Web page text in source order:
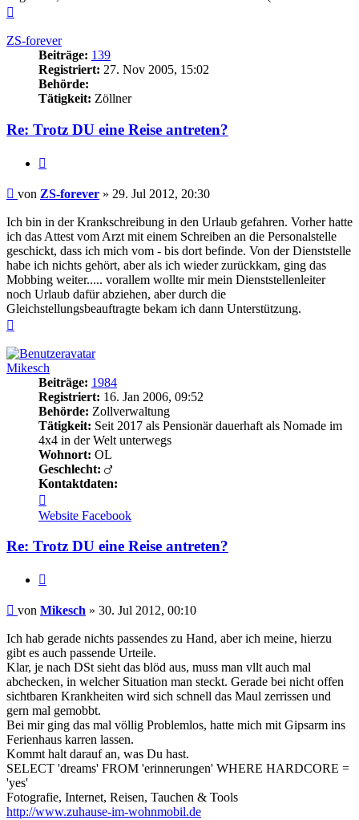
ZS-forever
Beiträge: 139
Registriert: 27. Nov 2005, 15:02
Behörde:
Tätigkeit: Zöllner
Re: Trotz DU eine Reise antreten?
Beitrag
von ZS-forever » 29. Jul 2012, 20:30
Ich bin in der Krankschreibung in den Urlaub gefahren. Vorher hatte
ich das Attest vom Arzt mit einem Schreiben an die Personalstelle
geschickt, dass ich mich vom - bis dort befinde. Von der Dienststelle
habe ich nichts gehört, aber als ich wieder zurückkam, ging das
Mobbing weiter..... vorallem wollte mir mein Dienststellenleiter
noch Urlaub dafür abziehen, aber durch die
Gleichstellungsbeauftragte bekam ich dann Unterstützung.
Mikesch
Beiträge: 1984
Registriert: 16. Jan 2006, 09:52
Behörde: Zollverwaltung
Tätigkeit: Seit 2017 als Pensionär dauerhaft als Nomade im
4x4 in der Welt unterwegs
Wohnort: OL
Geschlecht:
Kontaktdaten:
von
Mikesch
Website Facebook
Re: Trotz DU eine Reise antreten?
Beitrag
von Mikesch » 30. Jul 2012, 00:10
Ich hab gerade nichts passendes zu Hand, aber ich meine, hierzu
gibt es auch passende Urteile.
Klar, je nach DSt sieht das blöd aus, muss man vllt auch mal
abchecken, in welcher Situation man steckt. Gerade bei nicht offen
sichtbaren Krankheiten wird sich schnell das Maul zerrissen und
gern mal gemobbt.
Bei mir ging das mal völlig Problemlos, hatte mich mit Gipsarm ins
Ferienhaus karren lassen.
Kommt halt darauf an, was Du hast.
SELECT 'dreams' FROM 'erinnerungen' WHERE HARDCORE =
'yes'
Fotografie, Internet, Reisen, Tauchen & Tools
http://www.zuhause-im-wohnmobil.de